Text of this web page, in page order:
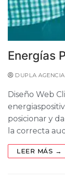
Energías
DUPLA AGENCIA
Diseño Web
posicionar y
la correcta
LEER MÁS →